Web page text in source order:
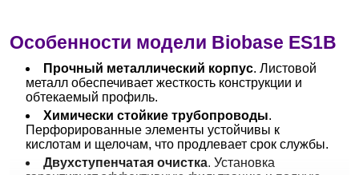
Особенности модели Biobase ES1B
Прочный металлический корпус. Листовой
металл обеспечивает жесткость конструкции и
обтекаемый профиль.
Химически стойкие трубопроводы.
Перфорированные элементы устойчивы к
кислотам и щелочам, что продлевает срок службы.
Двухступенчатая очистка. Установка